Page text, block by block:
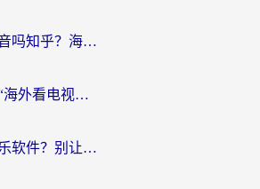
国外可以看央视影音吗知乎？海外党亲测有效的回国加速方案
海外党必看：选对“海外看电视剧软件”，再也不用愁国内剧刷不了
国外如何听国内音乐软件？别让地域限制，断了你的中文歌单